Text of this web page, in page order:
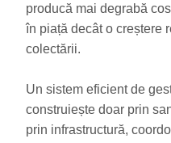
producă mai degrabă
în piață decât o creștere
colectării.
Un sistem eficient de
construiește doar prin
prin infrastructură,